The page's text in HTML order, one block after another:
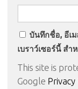
บันทึกชื่อ, อีเ
เบราว์เซอร์นี้ สำ
This site is
Google Privacy